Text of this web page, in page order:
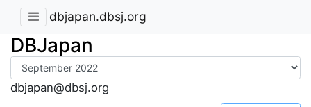
dbjapan.dbsj.org
DBJapan
dbjapan@dbsj.org